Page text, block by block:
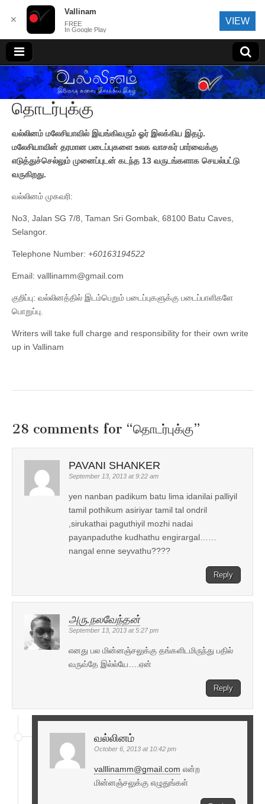
வல்லினம்
தொடர்புக்கு
வல்லினம் மலேசியாவில் இயங்கிவரும் ஓர் இலக்கிய இதழ்.
மலேசியாவின் தரமான படைப்புகளை உலக வாசகர் பார்வைக்கு
எடுத்துச்செல்லும் முனைப்புடன் கடந்த 13 வருடங்களாக செயல்பட்டு
வருகிறது.
வல்லினம் முகவரி:
No3, Jalan SG 7/8, Taman Sri Gombak, 68100 Batu Caves,
Selangor.
Telephone Number: +60163194522
Email: valllinamm@gmail.com
குறிப்பு: வல்லினத்தில் இடம்பெறும் படைப்புகளுக்கு படைப்பாளிகளே
பொறுப்பு.
Writers will take full charge and responsibility for their own write
up in Vallinam
28 comments for “தொடர்புக்கு”
PAVANI SHANKER
September 13, 2013 at 9:22 am
yen nanban padikum batu lima idanilai palliyil
tamil pothikum asiriyar tamil tal ondril
,sirukathai paguthiyil mozhi nadai
payanpaduthe kudhathu engirargal……
nangal enne seyvathu????
Reply
அரு.நலவேந்தன்
September 13, 2013 at 5:27 pm
எனது பல மின்னஞ்சலுக்கு தங்களிடமிருந்து பதில்
வருவ்தே இல்ல்யே….ஏன்
Reply
வல்லினம்
October 6, 2013 at 10:42 pm
valllinamm@gmail.com என்ற
மின்னஞ்சலுக்கு எழுதுங்கள்
✕
Vallinam
FREE
In Google Play
VIEW